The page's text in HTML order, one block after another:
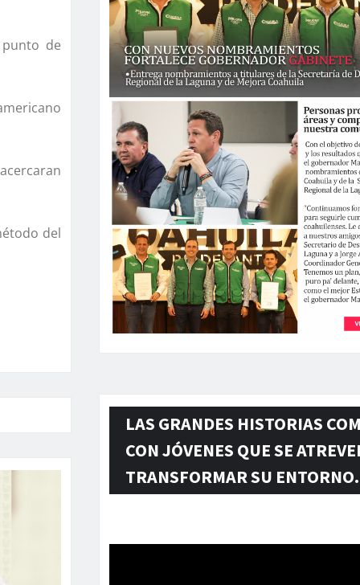
de
del
LAS GRANDES HISTORIAS
CON JÓVENES QUE SE
TRANSFORMAR SU ENTORNO.